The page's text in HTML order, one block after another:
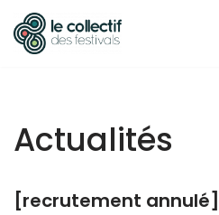
Aller
Actualités
[recrutement annulé]